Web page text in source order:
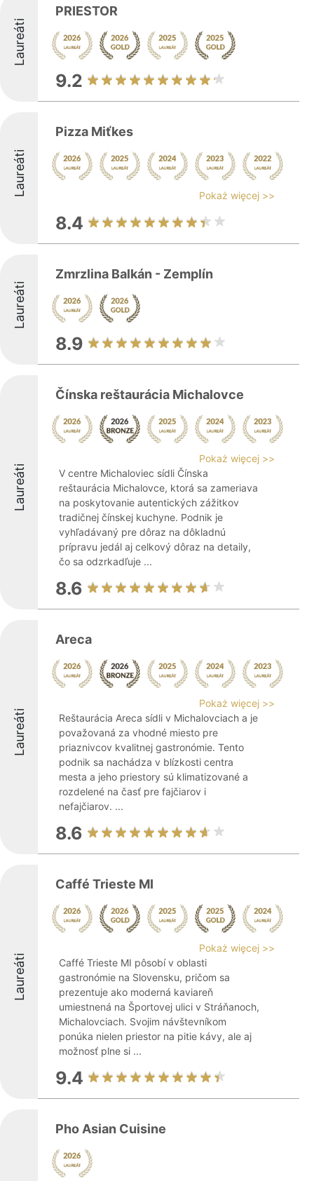
Laureáti
PRIESTOR
9.2
Laureáti
Pizza Miťkes
Pokaż więcej >>
8.4
Laureáti
Zmrzlina Balkán - Zemplín
8.9
Laureáti
Čínska reštaurácia Michalovce
Pokaż więcej >>
V centre Michaloviec sídli Čínska
reštaurácia Michalovce, ktorá sa zameriava
na poskytovanie autentických zážitkov
tradičnej čínskej kuchyne. Podnik je
vyhľadávaný pre dôraz na dôkladnú
prípravu jedál aj celkový dôraz na detaily,
čo sa odzrkadľuje ...
8.6
Laureáti
Areca
Pokaż więcej >>
Reštaurácia Areca sídli v Michalovciach a je
považovaná za vhodné miesto pre
priaznivcov kvalitnej gastronómie. Tento
podnik sa nachádza v blízkosti centra
mesta a jeho priestory sú klimatizované a
rozdelené na časť pre fajčiarov i
nefajčiarov. ...
8.6
Laureáti
Caffé Trieste MI
Pokaż więcej >>
Caffé Trieste MI pôsobí v oblasti
gastronómie na Slovensku, pričom sa
prezentuje ako moderná kaviareň
umiestnená na Športovej ulici v Stráňanoch,
Michalovciach. Svojim návštevníkom
ponúka nielen priestor na pitie kávy, ale aj
možnosť plne si ...
9.4
Pho Asian Cuisine